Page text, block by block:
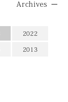
Archives
2022
2013